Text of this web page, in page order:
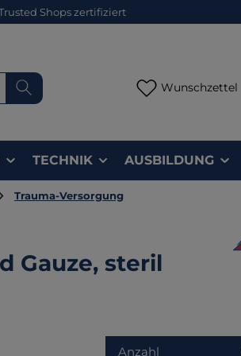
Shops zertifiziert
Wunschzettel
TECHNIK AUSBILDUNG
Trauma-Versorgung
Gauze, steril
Anzahl